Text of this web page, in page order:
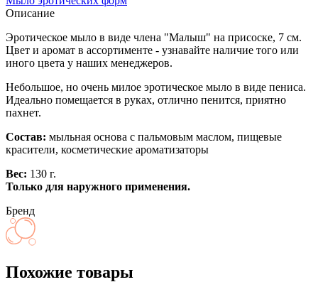
Описание
Эротическое мыло в виде члена "Малыш" на присоске, 7 см.
Цвет и аромат в ассортименте - узнавайте наличие того или
иного цвета у наших менеджеров.
Небольшое, но очень милое эротическое мыло в виде пениса.
Идеально помещается в руках, отлично пенится, приятно
пахнет.
Состав: мыльная основа с пальмовым маслом, пищевые
красители, косметические ароматизаторы
Вес: 130 г.
Только для наружного применения.
Бренд
Похожие товары